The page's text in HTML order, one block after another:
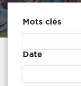
Mots clés
Date